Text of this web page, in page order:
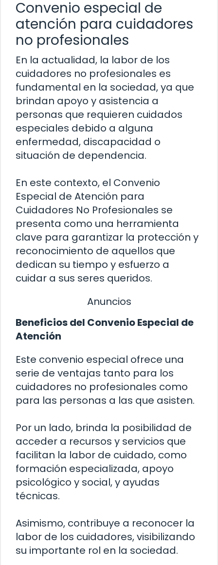
Convenio especial de
atención para cuidadores
no profesionales
En la actualidad, la labor de los
cuidadores no profesionales es
fundamental en la sociedad, ya que
brindan apoyo y asistencia a
personas que requieren cuidados
especiales debido a alguna
enfermedad, discapacidad o
situación de dependencia.
En este contexto, el Convenio
Especial de Atención para
Cuidadores No Profesionales se
presenta como una herramienta
clave para garantizar la protección y
reconocimiento de aquellos que
dedican su tiempo y esfuerzo a
cuidar a sus seres queridos.
Anuncios
Beneficios del Convenio Especial de
Atención
Este convenio especial ofrece una
serie de ventajas tanto para los
cuidadores no profesionales como
para las personas a las que asisten.
Por un lado, brinda la posibilidad de
acceder a recursos y servicios que
facilitan la labor de cuidado, como
formación especializada, apoyo
psicológico y social, y ayudas
técnicas.
Asimismo, contribuye a reconocer la
labor de los cuidadores, visibilizando
su importante rol en la sociedad.